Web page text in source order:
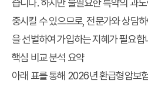
습니다. 하지만 불필요한 특약의 과
중시킬 수 있으므로, 전문가와 상담
을 선별하여 가입하는 지혜가 필요합
핵심 비교 분석 요약
아래 표를 통해 2026년 환급형암보